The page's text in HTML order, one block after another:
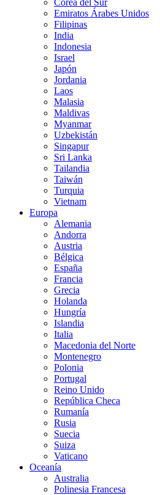
Corea del Sur
Emiratos Árabes Unidos
Filipinas
India
Indonesia
Israel
Japón
Jordania
Laos
Malasia
Maldivas
Myanmar
Uzbekistán
Singapur
Sri Lanka
Tailandia
Taiwán
Turquia
Vietnam
Europa
Alemania
Andorra
Austria
Bélgica
España
Francia
Grecia
Holanda
Hungría
Islandia
Italia
Macedonia del Norte
Montenegro
Polonia
Portugal
Reino Unido
República Checa
Rumanía
Rusia
Suecia
Suiza
Vaticano
Oceanía
Australia
Polinesia Francesa